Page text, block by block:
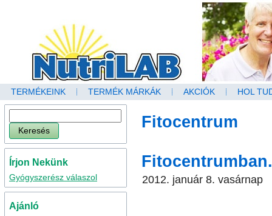
TERMÉKEINK TERMÉK MÁRKÁK AKCIÓK HOL
Írjon Nekünk
Gyógyszerész válaszol
Ajánló
Fitocentrum
2012. január 8. vasárnap